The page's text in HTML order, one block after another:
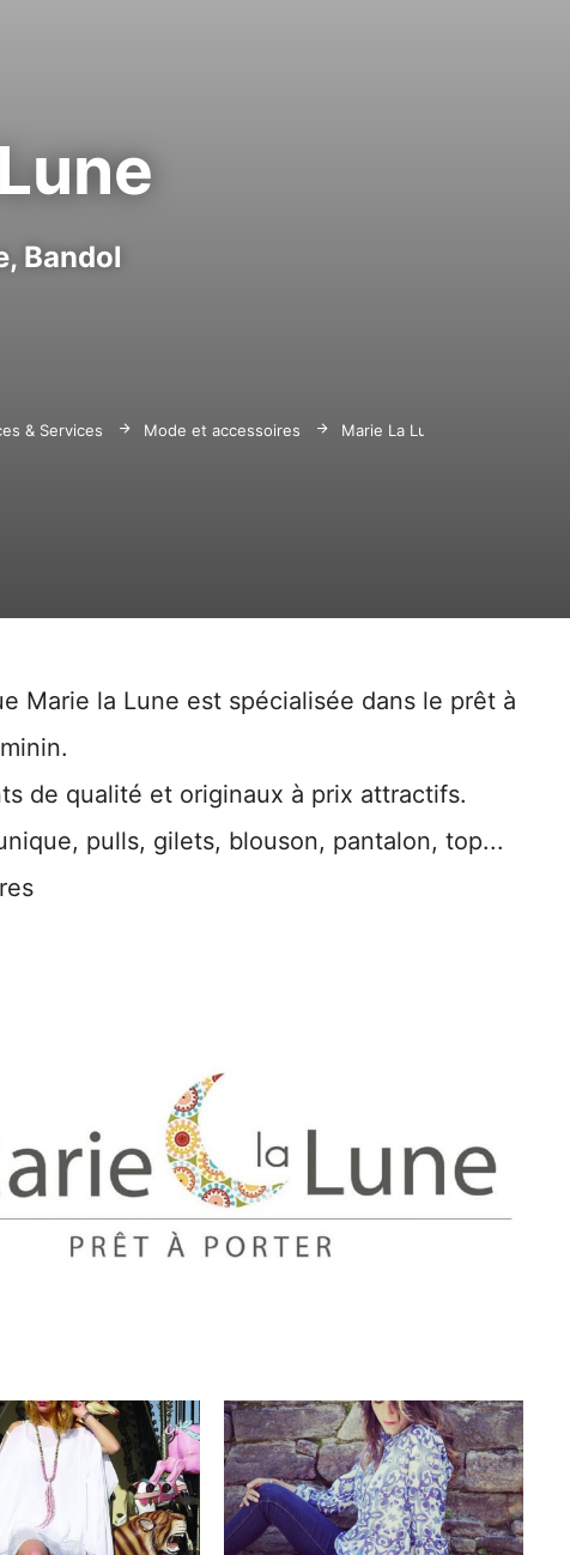
Bandol
& Services Mode et accessoires Marie La Lune
Marie la Lune est spécialisée dans le prêt à
de qualité et originaux à prix attractifs.
pulls, gilets, blouson, pantalon, top...